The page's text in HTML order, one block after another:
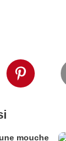
mouche